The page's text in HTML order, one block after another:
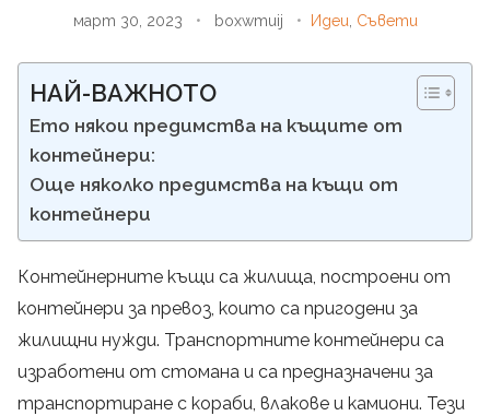
март 30, 2023 • boxwmuij • Идеи, Съвети
НАЙ-ВАЖНОТО
Ето някои предимства на къщите от
контейнери:
Още няколко предимства на къщи от
контейнери
Контейнерните къщи са жилища, построени от
контейнери за превоз, които са пригодени за
жилищни нужди. Транспортните контейнери са
изработени от стомана и са предназначени за
транспортиране с кораби, влакове и камиони. Тези